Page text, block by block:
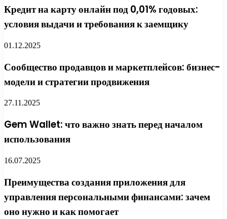
Кредит на карту онлайн под 0,01% годовых:
условия выдачи и требования к заемщику
01.12.2025
Сообщество продавцов и маркетплейсов: бизнес-
модели и стратегии продвижения
27.11.2025
Gem Wallet: что важно знать перед началом
использования
16.07.2025
Преимущества создания приложения для
управления персональными финансами: зачем
оно нужно и как помогает